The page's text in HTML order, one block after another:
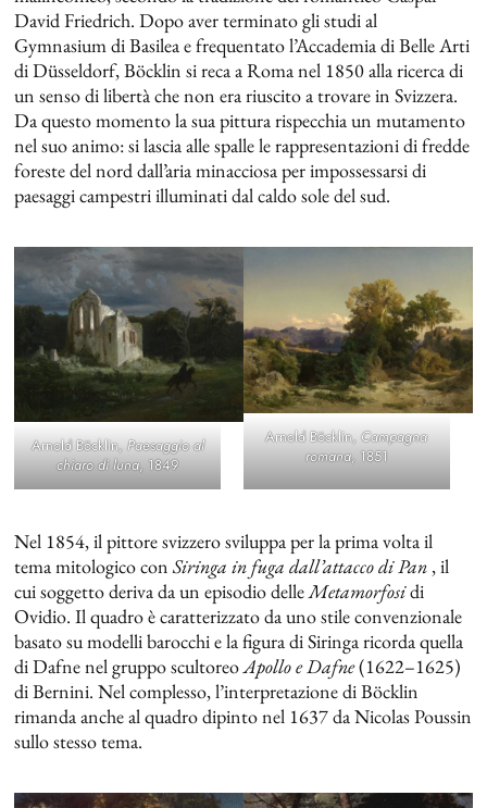
David Friedrich. Dopo aver terminato gli studi al
Gymnasium di Basilea e frequentato l’Accademia di Belle Arti
di Düsseldorf, Böcklin si reca a Roma nel 1850 alla ricerca di
un senso di libertà che non era riuscito a trovare in Svizzera.
Da questo momento la sua pittura rispecchia un mutamento
nel suo animo: si lascia alle spalle le rappresentazioni di fredde
foreste del nord dall’aria minacciosa per impossessarsi di
paesaggi campestri illuminati dal caldo sole del sud.
Arnold Böcklin,Paesaggio al
chiaro di luna, 1849
Arnold Böcklin,Campagna
romana, 1851
Nel 1854, il pittore svizzero sviluppa per la prima volta il
tema mitologico conSiringa in fuga dall’attacco di Pan, il
cui soggetto deriva da un episodio delleMetamorfosidi
Ovidio. Il quadro è caratterizzato da uno stile convenzionale
basato su modelli barocchi e la figura di Siringa ricorda quella
di Dafne nel gruppo scultoreoApollo e Dafne(1622–1625)
di Bernini. Nel complesso, l’interpretazione di Böcklin
rimanda anche al quadro dipinto nel 1637 da Nicolas Poussin
sullo stesso tema.